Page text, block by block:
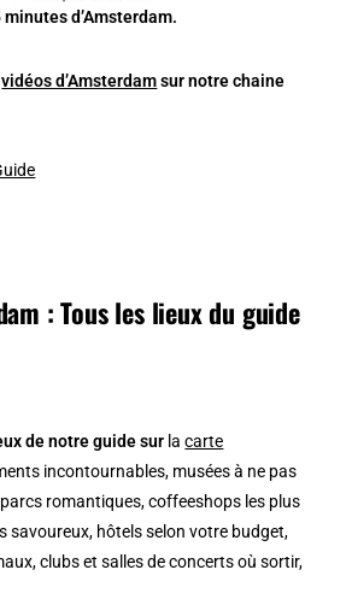
d’Amsterdam.
vidéos d’Amsterdamsur notre chaine
: Tous les lieux du guide
de notre guide sur lacarte
incontournables, musées à ne pas
romantiques, coffeeshops les plus
savoureux, hôtels selon votre budget,
clubs et salles de concerts où sortir,